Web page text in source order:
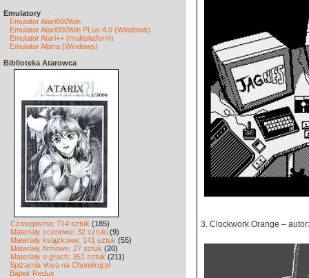
Emulatory
Emulator Atari800Win
Emulator Atari800Win PLus 4.0 (Windows)
Emulator Atari++ (multiplatform)
Emulator Altirra (Windows)
Biblioteka Atarowca
Czasopisma: 714 sztuk (185)
Materiały scenowe: 32 sztuki (9)
Materiały książkowe: 141 sztuk (55)
Materiały firmowe: 27 sztuk (20)
Materiały o grach: 351 sztuk (211)
Spiżarnia Voya na Chomikuj.pl
Bajtek Redux
3. Clockwork Orange –